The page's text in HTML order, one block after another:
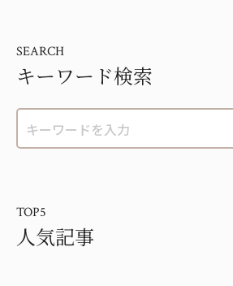
SEARCH
キーワード検索
TOP5
人気記事